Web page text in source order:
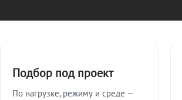
Подбор под проект
По нагрузке, режиму и среде —